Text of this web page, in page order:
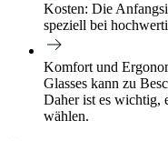
Kosten: Die
speziell bei
Komfort und
Glasses kann zu
Daher ist es wichtig,
wählen.